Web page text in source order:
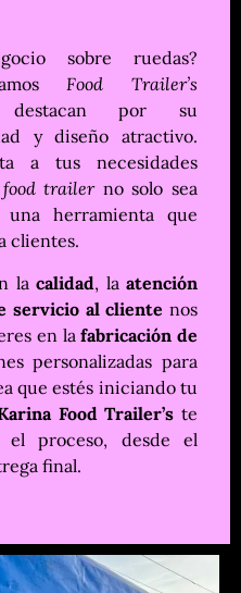
sobre ruedas?
Food Trailer’s
destacan por su
y diseño atractivo.
a tus necesidades
food trailerno solo sea
herramienta que
clientes.
la calidad, la atención
servicio al cliente nos
en lafabricación de
personalizadas para
que estés iniciando tu
Food Trailer’s te
el proceso, desde el
final.